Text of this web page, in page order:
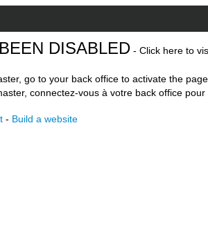
DISABLED - Click here to
go to your back office to activate the
connectez-vous à votre back office
- Build a website